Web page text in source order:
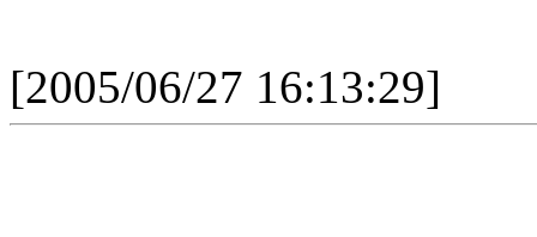
[2005/06/27 16:13:29]